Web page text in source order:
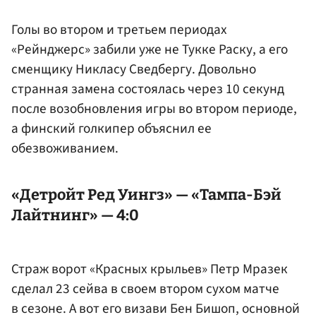
Голы во втором и третьем периодах
«Рейнджерс» забили уже не Тукке Раску, а его
сменщику Никласу Сведбергу. Довольно
странная замена состоялась через 10 секунд
после возобновления игры во втором периоде,
а финский голкипер объяснил ее
обезвоживанием.
«Детройт Ред Уингз» — «Тампа-Бэй
Лайтнинг» — 4:0
Страж ворот «Красных крыльев»Петр Мразек
сделал 23 сейва в своем втором сухом матче
в сезоне. А вот его визави Бен Бишоп, основной